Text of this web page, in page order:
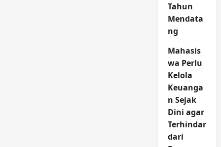
Tahun
Mendata
ng
Mahasis
wa Perlu
Kelola
Keuanga
n Sejak
Dini agar
Terhindar
dari